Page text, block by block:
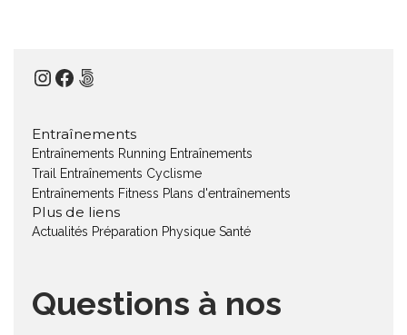
Instagram
Facebook
500px
Entraînements
Entraînements Running Entraînements
Trail
Entraînements Cyclisme
Entraînements Fitness Plans d'entraînements
Plus de liens
Actualités Préparation Physique Santé
Questions à nos